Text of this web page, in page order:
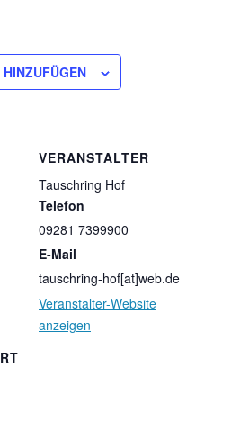
VERANSTALTER
Tauschring Hof
Telefon
09281 7399900
E-Mail
tauschring-hof[at]web.de
Veranstalter-Website
anzeigen